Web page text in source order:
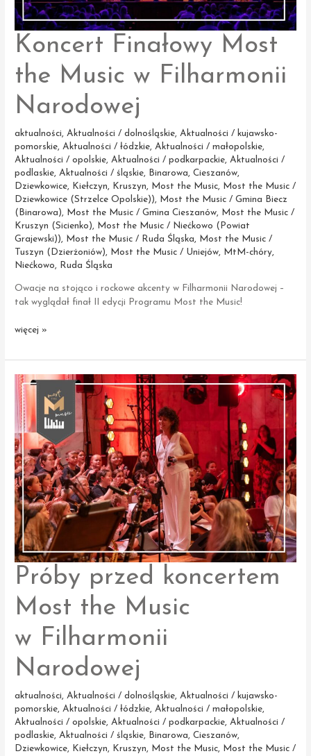
Koncert Finałowy Most
the Music w Filharmonii
Narodowej
aktualności,Aktualności / dolnośląskie,Aktualności / kujawsko-
pomorskie,Aktualności / łódzkie,Aktualności / małopolskie,
Aktualności / opolskie,Aktualności / podkarpackie,Aktualności /
podlaskie,Aktualności / śląskie, Binarowa,Cieszanów,
Dziewkowice, Kiełczyn, Kruszyn, Most the Music,
Most the Music /
Dziewkowice (Strzelce Opolskie)),
Most the Music / Gmina Biecz
(Binarowa), Most the Music / Gmina Cieszanów,
Most the Music /
Kruszyn (Sicienko),
Most the Music / Niećkowo (Powiat
Grajewski)), Most the Music / Ruda Śląska,
Most the Music /
Tuszyn (Dzierżoniów), Most the Music / Uniejów, MtM-chóry,
Niećkowo, Ruda Śląska
Owacje na stojąco i rockowe akcenty w Filharmonii Narodowej –
tak wyglądał finał II edycji Programu Most the Music!
Koncert
Music
w Filharmonii
Narodowej
więcej »
Próby przed koncertem
Most the Music
w Filharmonii
Narodowej
aktualności,Aktualności / dolnośląskie,Aktualności / kujawsko-
pomorskie,Aktualności / łódzkie,Aktualności / małopolskie,
Aktualności / opolskie,Aktualności / podkarpackie,Aktualności /
podlaskie,Aktualności / śląskie, Binarowa,Cieszanów,
Dziewkowice, Kiełczyn, Kruszyn, Most the Music,
Most the Music /